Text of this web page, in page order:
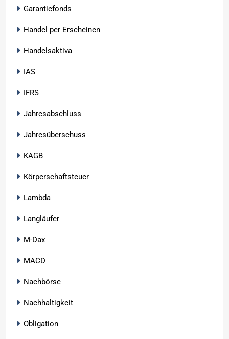
Garantiefonds
Handel per Erscheinen
Handelsaktiva
IAS
IFRS
Jahresabschluss
Jahresüberschuss
KAGB
Körperschaftsteuer
Lambda
Langläufer
M-Dax
MACD
Nachbörse
Nachhaltigkeit
Obligation